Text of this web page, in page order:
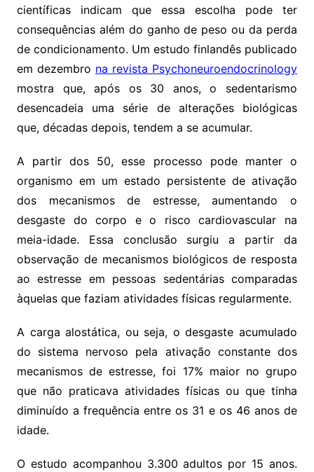
científicas indicam que essa escolha pode ter
consequências além do ganho de peso ou da perda
de condicionamento. Um estudo finlandês publicado
em dezembro na revista Psychoneuroendocrinology
mostra que, após os 30 anos, o sedentarismo
desencadeia uma série de alterações biológicas
que, décadas depois, tendem a se acumular.
A partir dos 50, esse processo pode manter o
organismo em um estado persistente de ativação
dos mecanismos de estresse, aumentando o
desgaste do corpo e o risco cardiovascular na
meia-idade. Essa conclusão surgiu a partir da
observação de mecanismos biológicos de resposta
ao estresse em pessoas sedentárias comparadas
àquelas que faziam atividades físicas regularmente.
A carga alostática, ou seja, o desgaste acumulado
do sistema nervoso pela ativação constante dos
mecanismos de estresse, foi 17% maior no grupo
que não praticava atividades físicas ou que tinha
diminuído a frequência entre os 31 e os 46 anos de
idade.
O estudo acompanhou 3.300 adultos por 15 anos.